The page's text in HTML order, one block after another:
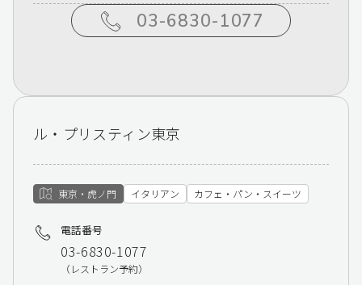
03-6830-1077
ル・プリスティン東京
東京・虎ノ門 イタリアン カフェ・パン・スイーツ
電話番号
03-6830-1077
（レストラン予約）